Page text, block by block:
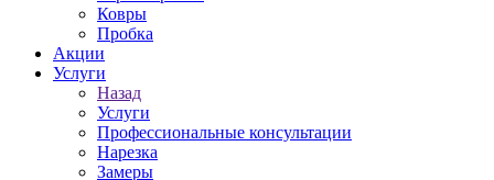
Ковры
Пробка
Акции
Услуги
Назад
Услуги
Профессиональные консультации
Нарезка
Замеры